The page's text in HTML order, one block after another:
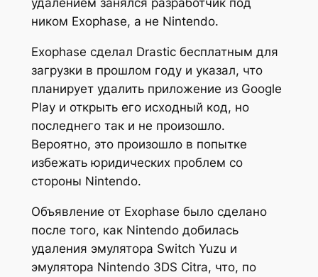
ником Exophase, а не Nintendo.
Exophase сделал Drastic бесплатным для
загрузки в прошлом году и указал, что
планирует удалить приложение из Google
Play и открыть его исходный код, но
последнего так и не произошло.
Вероятно, это произошло в попытке
избежать юридических проблем со
стороны Nintendo.
Объявление от Exophase было сделано
после того, как Nintendo добилась
удаления эмулятора Switch Yuzu и
эмулятора Nintendo 3DS Citra, что, по